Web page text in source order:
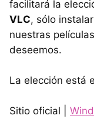
facilitará la
VLC, sólo
nuestras
deseemos.
La elección está
Sitio oficial |